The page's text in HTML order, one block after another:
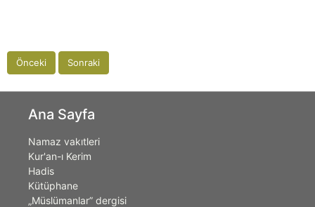
Önceki Sonraki
Ana Sayfa
Namaz vakıtleri
Kur'an-ı Kerim
Hadis
Kütüphane
„Müslümanlar” dergisi